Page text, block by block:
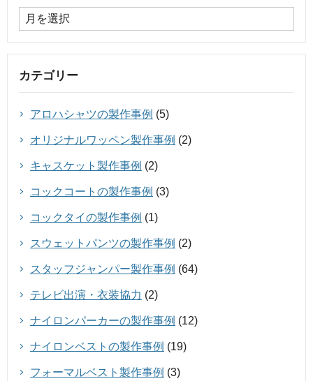
カテゴリー
アロハシャツの製作事例 (5)
オリジナルワッペン製作事例 (2)
キャスケット製作事例 (2)
コックコートの製作事例 (3)
コックタイの製作事例 (1)
スウェットパンツの製作事例 (2)
スタッフジャンパー製作事例 (64)
テレビ出演・衣装協力 (2)
ナイロンパーカーの製作事例 (12)
ナイロンベストの製作事例 (19)
フォーマルベスト製作事例 (3)